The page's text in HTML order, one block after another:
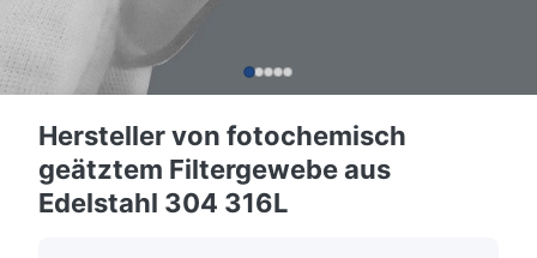
Hersteller von fotochemisch
geätztem Filtergewebe aus
Edelstahl 304 316L